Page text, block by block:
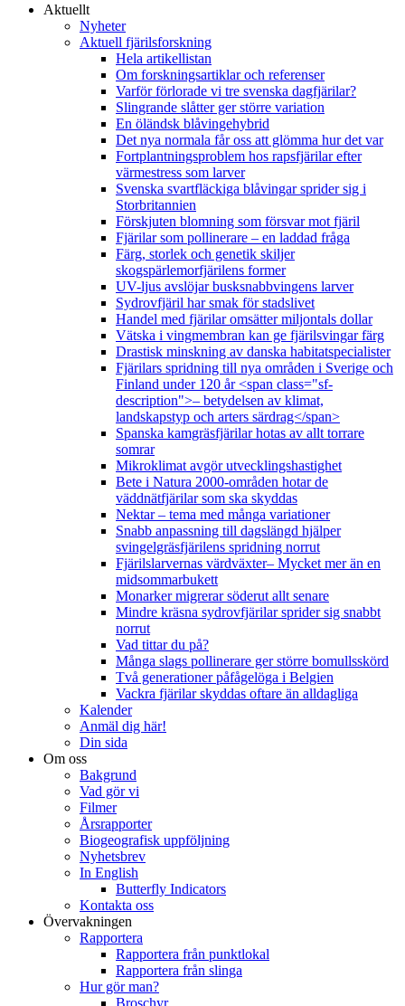
Aktuellt
Nyheter
Aktuell fjärilsforskning
Hela artikellistan
Om forskningsartiklar och referenser
Varför förlorade vi tre svenska dagfjärilar?
Slingrande slåtter ger större variation
En öländsk blåvingehybrid
Det nya normala får oss att glömma hur det var
Fortplantningsproblem hos rapsfjärilar efter
värmestress som larver
Svenska svartfläckiga blåvingar sprider sig i
Storbritannien
Förskjuten blomning som försvar mot fjäril
Fjärilar som pollinerare – en laddad fråga
Färg, storlek och genetik skiljer
skogspärlemorfjärilens former
UV-ljus avslöjar busksnabbvingens larver
Sydrovfjäril har smak för stadslivet
Handel med fjärilar omsätter miljontals dollar
Vätska i vingmembran kan ge fjärilsvingar färg
Drastisk minskning av danska habitatspecialister
Fjärilars spridning till nya områden i Sverige och
Finland under 120 år <span class="sf-
description">– betydelsen av klimat,
landskapstyp och arters särdrag</span>
Spanska kamgräsfjärilar hotas av allt torrare
somrar
Mikroklimat avgör utvecklingshastighet
Bete i Natura 2000-områden hotar de
väddnätfjärilar som ska skyddas
Nektar – tema med många variationer
Snabb anpassning till dagslängd hjälper
svingelgräsfjärilens spridning norrut
Fjärilslarvernas värdväxter– Mycket mer än en
midsommarbukett
Monarker migrerar söderut allt senare
Mindre kräsna sydrovfjärilar sprider sig snabbt
norrut
Vad tittar du på?
Många slags pollinerare ger större bomullsskörd
Två generationer påfågelöga i Belgien
Vackra fjärilar skyddas oftare än alldagliga
Kalender
Anmäl dig här!
Din sida
Om oss
Bakgrund
Vad gör vi
Filmer
Årsrapporter
Biogeografisk uppföljning
Nyhetsbrev
In English
Butterfly Indicators
Kontakta oss
Övervakningen
Rapportera
Rapportera från punktlokal
Rapportera från slinga
Hur gör man?
Broschyr